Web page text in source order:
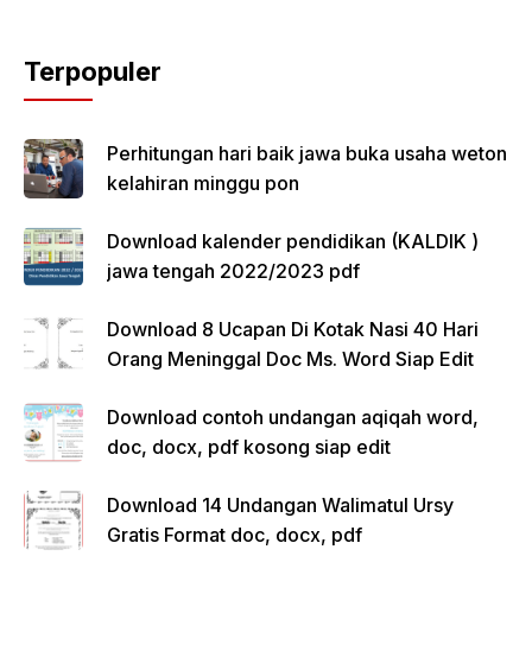
Terpopuler
Perhitungan hari baik jawa buka usaha weton
kelahiran minggu pon
Download kalender pendidikan (KALDIK )
jawa tengah 2022/2023 pdf
Download 8 Ucapan Di Kotak Nasi 40 Hari
Orang Meninggal Doc Ms. Word Siap Edit
Download contoh undangan aqiqah word,
doc, docx, pdf kosong siap edit
Download 14 Undangan Walimatul Ursy
Gratis Format doc, docx, pdf